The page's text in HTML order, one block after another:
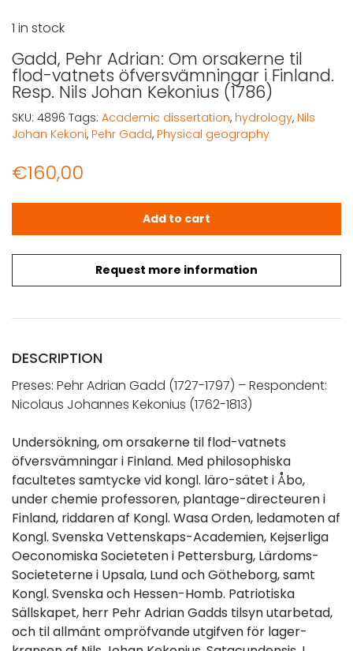
Gadd, Pehr Adrian: Om orsakerne til
flod-vatnets öfversvämningar i Finland.
Resp. Nils Johan Kekonius (1786)
€160,00
Request more information
1 in stock
Gadd, Pehr Adrian: Om orsakerne til flod-vatnets
Add to cart
SKU: 4896 Tags: Academic dissertation, hydrology, Nils
Johan Kekoni, Pehr Gadd, Physical geography
DESCRIPTION
Preses: Pehr Adrian Gadd (1727-1797) – Respondent:
Nicolaus Johannes Kekonius (1762-1813)
Undersökning, om orsakerne til flod-vatnets
öfversvämningar i Finland. Med philosophiska
facultetes samtycke vid kongl. läro-sätet i Åbo,
under chemie professoren, plantage-directeuren i
Finland, riddaren af Kongl. Wasa Orden, ledamoten af
Kongl. Svenska Vettenskaps-Academien, Kejserliga
Oeconomiska Societeten i Pettersburg, Lärdoms-
Societeterne i Upsala, Lund och Götheborg, samt
Kongl. Svenska och Hessen-Homb. Patriotiska
Sällskapet, herr Pehr Adrian Gadds tilsyn utarbetad,
och til allmänt ompröfvande utgifven för lager-